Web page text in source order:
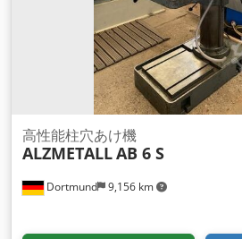
部の制御盤 - 回転式コントロールパネ
（700 x 650 x 40 mm）上に設置。 必
高さ 1200 x 700 x 2530 mm 重量 約
Dortmund 9,156 km
高性能柱穴あけ機
ALZMETALLAB 6 S